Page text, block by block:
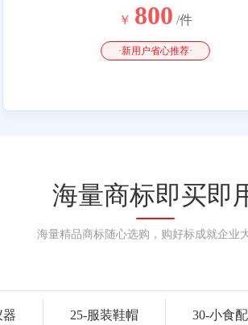
￥ 800 /件
·新用户省心推荐·
海量商标即买即
海量精品商标随心选购，购好标成就企业
器 25-服装鞋帽 30-小食